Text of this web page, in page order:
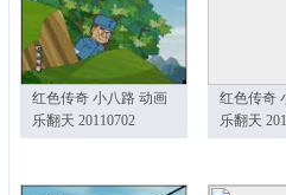
红色传奇 小八路 动画
乐翻天 20110702
红色传奇
乐翻天